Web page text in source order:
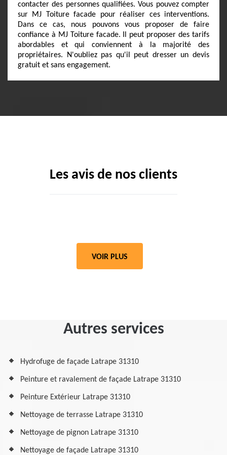
contacter des personnes qualifiées. Vous pouvez compter
sur MJ Toiture facade pour réaliser ces interventions.
Dans ce cas, nous pouvons vous proposer de faire
confiance à MJ Toiture facade. Il peut proposer des tarifs
abordables et qui conviennent à la majorité des
propriétaires. N'oubliez pas qu'il peut dresser un devis
gratuit et sans engagement.
Les avis de nos clients
VOIR PLUS
Autres services
Hydrofuge de façade Latrape 31310
Peinture et ravalement de façade Latrape 31310
Peinture Extérieur Latrape 31310
Nettoyage de terrasse Latrape 31310
Nettoyage de pignon Latrape 31310
Nettoyage de façade Latrape 31310